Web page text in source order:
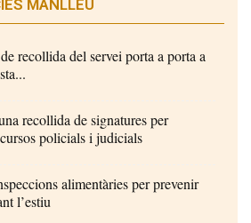
MANLLEU
recollida del servei porta a porta a
recollida de signatures per
policials i judicials
alimentàries per prevenir
l’estiu